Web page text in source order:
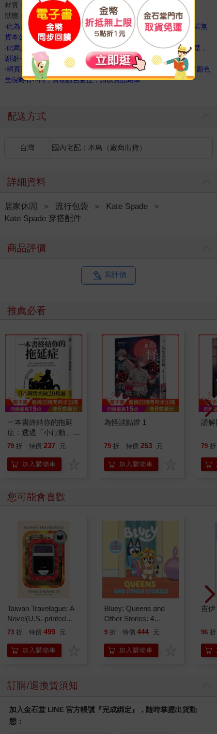
材質：金屬
狀態：美國，平行輸入 全新真品
‧此為美國訂貨商品,隨時會因國外斷貨未即時通知而來不及下架,若無
貨本公司保留訂單與否的權利謝謝您
‧此商品於原廠就無附贈防塵袋、禮盒及紙袋~訂購前請先考慮清楚，
謝謝~
‧網頁商品會因為使用不同的品牌螢幕以及解析度不同，造成圖片顏色
呈現略有不同，實物顏色更佳，請以實品為準
配送方式
台灣 國內宅配：本島（廠商出貨）
詳細資料
居家休閒 ＞ 流行包袋 ＞ Kate Spade
＞
Kate Spade 穿搭配件
商品評價
寫評價
推薦必看
一本書終結你的拖延
症：透過「小行動」打
開大腦的行動開關，懶
的37個科學方法
79 折 特價 237 元
加入購物車
為怪談點燈 1
79 折 特價 253 元
加入購物車
請解
79 折
您可能會喜歡
Taiwan Travelogue: A
Novel(U.S.-printed
edition)
73 折 特價 499 元
加入購物車
Bluey: Queens and
Other Stories: 4
Stories in 1 Book.
9 折 特價 444 元
加入購物車
吉
96 折
訂購/退換貨須知
加入金石堂 LINE 官方帳號『完成綁定』，隨時掌握出貨動
態：